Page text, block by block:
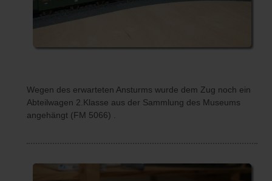
Wegen des erwarteten Ansturms wurde dem Zug noch ein
Abteilwagen 2.Klasse aus der Sammlung des Museums
angehängt (FM 5066) .